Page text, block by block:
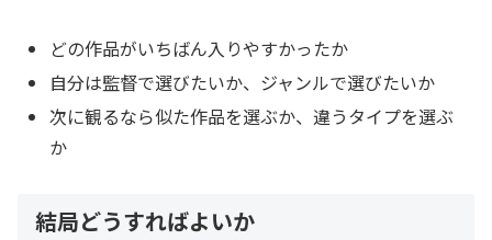
どの作品がいちばん入りやすかったか
自分は監督で選びたいか、ジャンルで選びたいか
次に観るなら似た作品を選ぶか、違うタイプを選ぶ
か
結局どうすればよいか